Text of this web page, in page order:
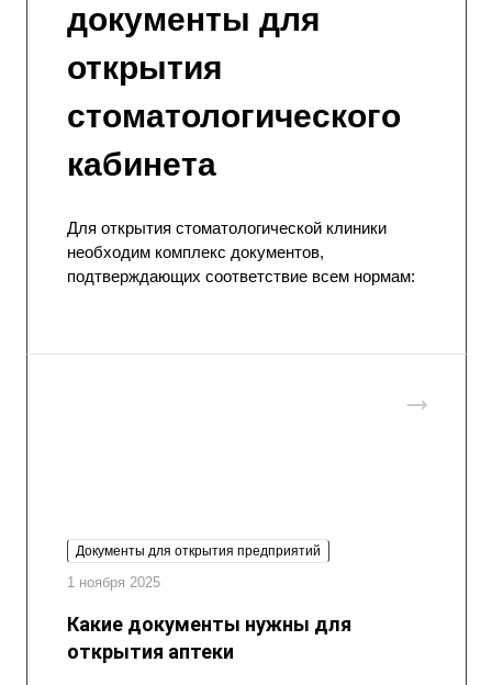
документы для
открытия
стоматологического
кабинета
Для открытия стоматологической клиники
необходим комплекс документов,
подтверждающих соответствие всем нормам:
Документы для открытия предприятий
1 ноября 2025
Какие документы нужны для
открытия аптеки